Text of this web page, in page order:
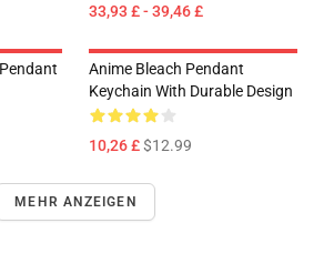
33,93 £ - 39,46 £
Anime Bleach Pendant
Keychain With Durable Design
10,26 £$12.99
MEHR ANZEIGEN